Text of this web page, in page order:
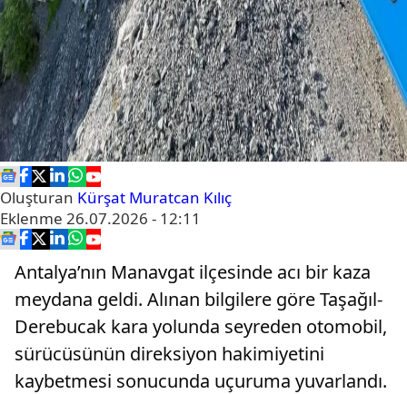
Oluşturan Kürşat Muratcan Kılıç
Eklenme 26.07.2026 - 12:11
Antalya’nın Manavgat ilçesinde acı bir kaza
meydana geldi. Alınan bilgilere göre Taşağıl-
Derebucak kara yolunda seyreden otomobil,
sürücüsünün direksiyon hakimiyetini
kaybetmesi sonucunda uçuruma yuvarlandı.